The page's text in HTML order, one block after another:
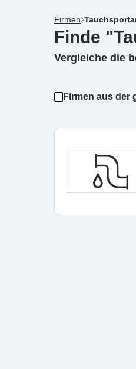
Firmen
Finde
Vergleiche die
Firmen aus der